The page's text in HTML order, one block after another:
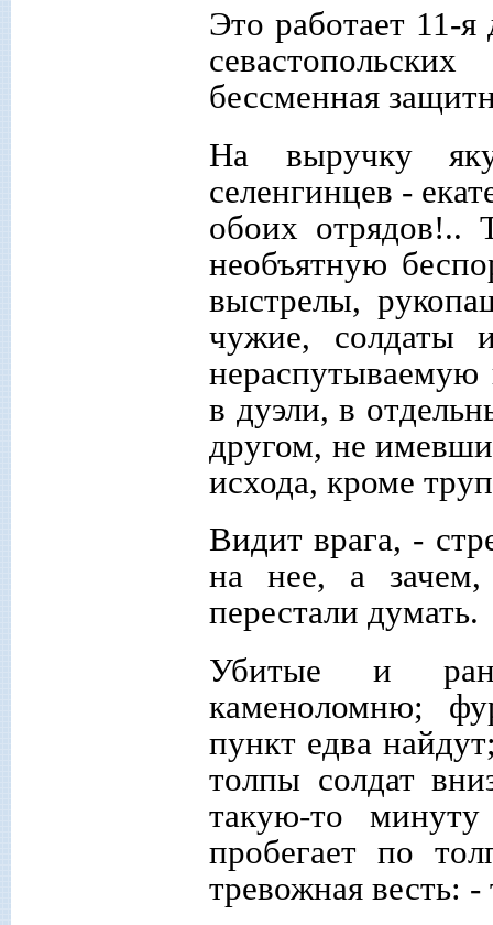
Это работает 11-я
бессменная
На выручку
селенгинцев -
обоих отрядов!..
необъятную
выстрелы,
чужие, солдаты
нераспутываемую
в дуэли, в
другом, не
исхода, кроме
Видит врага, -
на нее, а
перестали думать.
Убитые и
каменоломню;
пункт едва
толпы солдат
такую-то минуту
пробегает по
тревожная весть: